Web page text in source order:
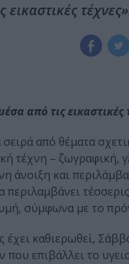
από τις εικαστικές
σειρά από θέματα
τέχνη –
άνοιξη και
σύμφωνα με το
έχει καθιερωθεί,
επιβάλλει το